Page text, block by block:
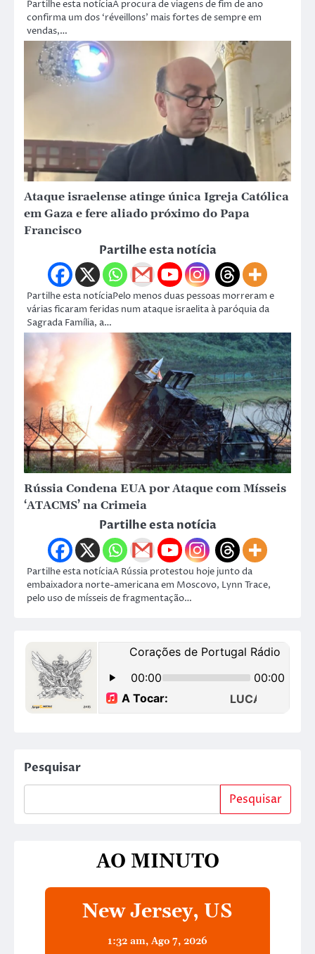
Partilhe esta notíciaA procura de viagens de fim de ano
confirma um dos ‘réveillons’ mais fortes de sempre em
vendas,…
Ataque israelense atinge única Igreja Católica
em Gaza e fere aliado próximo do Papa
Francisco
Partilhe esta notícia
Partilhe esta notíciaPelo menos duas pessoas morreram e
várias ficaram feridas num ataque israelita à paróquia da
Sagrada Família, a…
Rússia Condena EUA por Ataque com Mísseis
‘ATACMS’ na Crimeia
Partilhe esta notícia
Partilhe esta notíciaA Rússia protestou hoje junto da
embaixadora norte-americana em Moscovo, Lynn Trace,
pelo uso de mísseis de fragmentação…
Pesquisar
Pesquisar
AO MINUTO
New Jersey, US
1:32 am, Ago 7, 2026